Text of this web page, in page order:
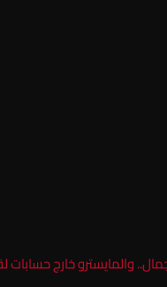
والمايسترو خارج حسابات